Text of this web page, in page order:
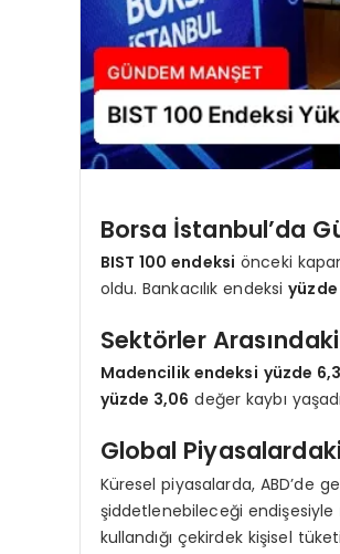
Borsa İstanbul’da
BIST 100 endeksi önceki
oldu. Bankacılık endeksiyüzde
Sektörler
Madencilik endeksi yüzde
yüzde 3,06 değer kaybı
Global
Küresel piyasalarda, ABD’de
şiddetlenebileceği endişesiyle
kullandığı çekirdek kişisel